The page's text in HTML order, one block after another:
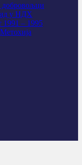
добровољци
у НДХ
1991 – 1995